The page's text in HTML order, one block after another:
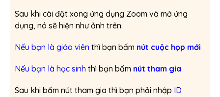
Sau khi cài đặt xong ứng dụng Zoom và mở ứng
dụng, nó sẽ hiện như ảnh trên.
Nếu bạn là giáo viên thì bạn bấm nút cuộc họp mới
Nếu bạn là học sinh thì bạn bấm nút tham gia
Sau khi bấm nút tham gia thì bạn phải nhập ID